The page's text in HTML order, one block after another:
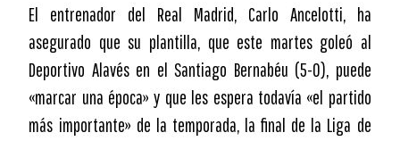
El entrenador del Real Madrid, Carlo Ancelotti, ha
asegurado que su plantilla, que este martes goleó al
Deportivo Alavés en el Santiago Bernabéu (5-0), puede
«marcar una época» y que les espera todavía «el partido
más importante» de la temporada, la final de la Liga de